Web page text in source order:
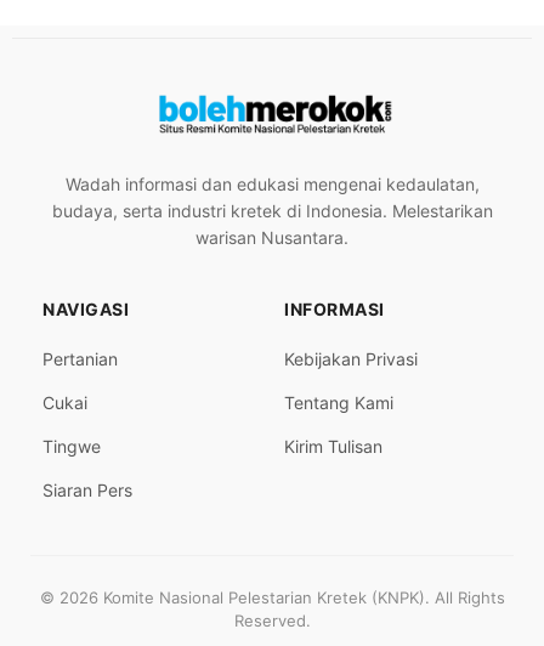
Wadah informasi dan edukasi mengenai kedaulatan,
budaya, serta industri kretek di Indonesia. Melestarikan
warisan Nusantara.
NAVIGASI
Pertanian
Cukai
Tingwe
Siaran Pers
INFORMASI
Kebijakan Privasi
Tentang Kami
Kirim Tulisan
© 2026 Komite Nasional Pelestarian Kretek (KNPK). All Rights
Reserved.